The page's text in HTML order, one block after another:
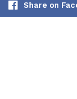
Share on